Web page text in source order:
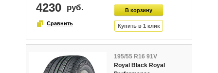
4230
195/55 R16 91V
Royal Black Royal